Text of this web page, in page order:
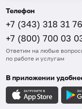
Телефон
+7 (343) 318 31 76
+7 (800) 700 03
Ответим на любые
по работе и услугам
В приложении